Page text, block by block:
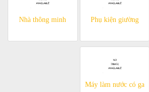
Nhà thông minh Phụ kiện giường
Máy làm nước có ga